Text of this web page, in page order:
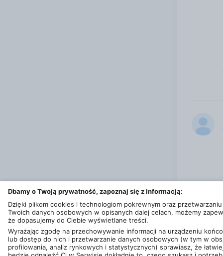
© 2013 - 2026Ceneo.pl sp. z o.o.
Dbamy o Twoją prywatność, zapoznaj się z informacją:
Dzięki plikom cookies i technologiom pokrewnym oraz przetwarzaniu
Twoich danych osobowych w opisanych dalej celach, możemy
że dopasujemy do Ciebie wyświetlane treści.
Wyrażając zgodę na przechowywanie informacji na urządzeniu
lub dostęp do nich i przetwarzanie danych osobowych (w tym w
profilowania, analiz rynkowych i statystycznych) sprawiasz, że łatwiej